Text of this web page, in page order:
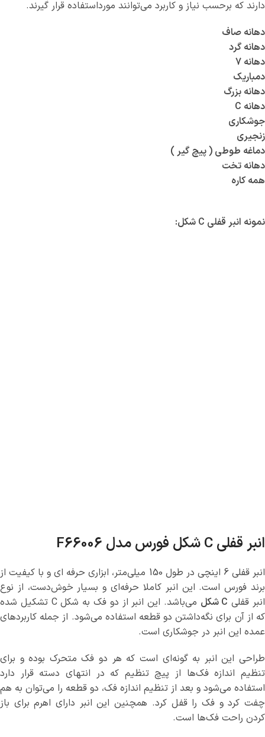
دارند که برحسب نیاز و کاربرد می‌توانند مورداستفاده قرار گیرند.
دهانه صاف
دهانه گرد
دهانه 7
دمباریک
دهانه بزرگ
دهانه C
جوشکاری
زنجیری
دماغه طوطی ( پیچ گیر )
دهانه تخت
همه کاره
نمونه انبر قفلی C شکل:
انبر قفلی C شکل فورس مدل F66006
انبر قفلی 6 اینچی در طول 150 میلی‌متر، ابزاری حرفه ای و با کیفیت از
برند فورس است. این انبر کاملا حرفه‌ای و بسیار خوش‌دست، از نوع
انبر قفلی C شکل
می‌باشد. این انبر از دو فک به شکل C تشکیل شده
که از آن برای نگه‌داشتن دو قطعه استفاده می‌شود. از جمله کاربردهای
عمده این انبر در جوشکاری است.
طراحی این انبر به گونه‌ای است که هر دو فک متحرک بوده و برای
تنظیم اندازه فک‌ها از پیچ تنظیم که در انتهای دسته قرار دارد
استفاده می‌شود و بعد از تنظیم اندازه فک، دو قطعه را می‌توان به هم
چفت کرد و فک را قفل کرد. همچنین این انبر دارای اهرم برای باز
کردن راحت فک‌ها است.